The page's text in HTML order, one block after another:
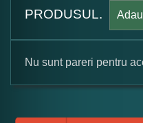
PRODUSUL.
Formular pareri client
Nu sunt pareri pentru